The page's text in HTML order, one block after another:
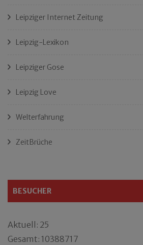
Leipziger Internet Zeitung
Leipzig-Lexikon
Leipziger Gose
Leipzig Love
Welterfahrung
ZeitBrüche
BESUCHER
Aktuell: 25
Gesamt: 10388717